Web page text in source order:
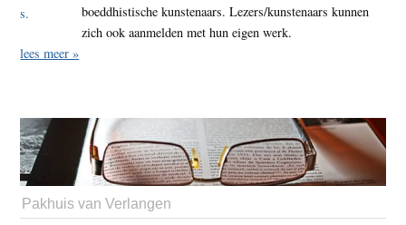
boeddhistische kunstenaars. Lezers/kunstenaars kunnen
zich ook aanmelden met hun eigen werk.
lees meer »
Pakhuis van Verlangen